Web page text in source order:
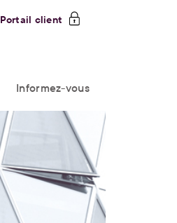
Portail client
Informez-vous